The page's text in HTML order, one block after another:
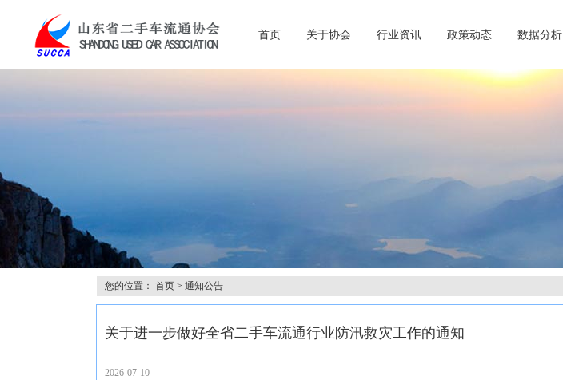
首页 关于协会 行业资讯 政策动态 数据分析
您的位置： 首页> 通知公告
关于进一步做好全省二手车流通行业防汛救灾工作的通知
2026-07-10